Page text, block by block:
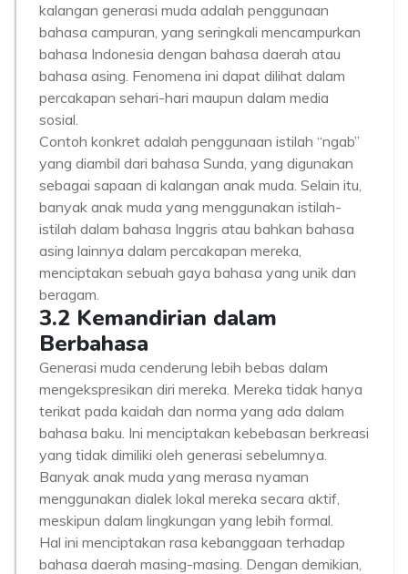
kalangan generasi muda adalah penggunaan
bahasa campuran, yang seringkali mencampurkan
bahasa Indonesia dengan bahasa daerah atau
bahasa asing. Fenomena ini dapat dilihat dalam
percakapan sehari-hari maupun dalam media
sosial.
Contoh konkret adalah penggunaan istilah “ngab”
yang diambil dari bahasa Sunda, yang digunakan
sebagai sapaan di kalangan anak muda. Selain itu,
banyak anak muda yang menggunakan istilah-
istilah dalam bahasa Inggris atau bahkan bahasa
asing lainnya dalam percakapan mereka,
menciptakan sebuah gaya bahasa yang unik dan
beragam.
3.2 Kemandirian dalam
Berbahasa
Generasi muda cenderung lebih bebas dalam
mengekspresikan diri mereka. Mereka tidak hanya
terikat pada kaidah dan norma yang ada dalam
bahasa baku. Ini menciptakan kebebasan berkreasi
yang tidak dimiliki oleh generasi sebelumnya.
Banyak anak muda yang merasa nyaman
menggunakan dialek lokal mereka secara aktif,
meskipun dalam lingkungan yang lebih formal.
Hal ini menciptakan rasa kebanggaan terhadap
bahasa daerah masing-masing. Dengan demikian,